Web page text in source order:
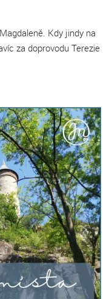
Kdy jindy na
za doprovodu Terezie